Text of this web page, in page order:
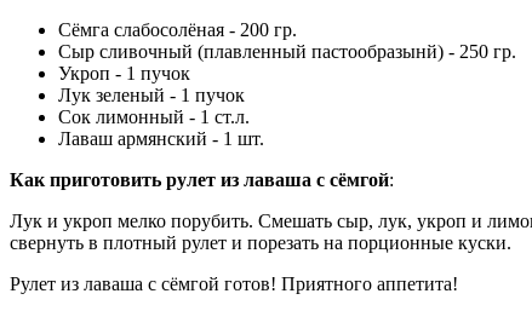
Сёмга слабосолёная - 200 гр.
Сыр сливочный (плавленный пастообразынй) - 250 гр.
Укроп - 1 пучок
Лук зеленый - 1 пучок
Сок лимонный - 1 ст.л.
Лаваш армянский - 1 шт.
Как приготовить рулет из лаваша с сёмгой:
Лук и укроп мелко порубить. Смешать сыр, лук, укроп и
свернуть в плотный рулет и порезать на порционные куски.
Рулет из лаваша с сёмгой готов! Приятного аппетита!